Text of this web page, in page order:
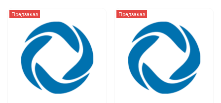
Предзаказ Предзаказ